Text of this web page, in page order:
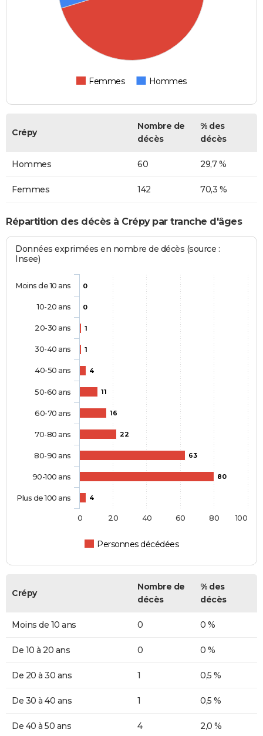
Femmes Hommes
Crépy
Nombre de
décès
% des
décès
Hommes 60 29,7 %
Femmes 142 70,3 %
Répartition des décès à Crépy par tranche d'âges
Données exprimées en nombre de décès (source :
Insee)
0
0
1
1
4
11
16
22
63
80
4
Personnes décédées
Moins de 10 ans
10-20 ans
20-30 ans
30-40 ans
40-50 ans
50-60 ans
60-70 ans
70-80 ans
80-90 ans
90-100 ans
Plus de 100 ans
0 20 40 60 80 100
Crépy
Nombre de
décès
% des
décès
Moins de 10 ans 0 0 %
De 10 à 20 ans 0 0 %
De 20 à 30 ans 1 0,5 %
De 30 à 40 ans 1 0,5 %
De 40 à 50 ans 4 2,0 %